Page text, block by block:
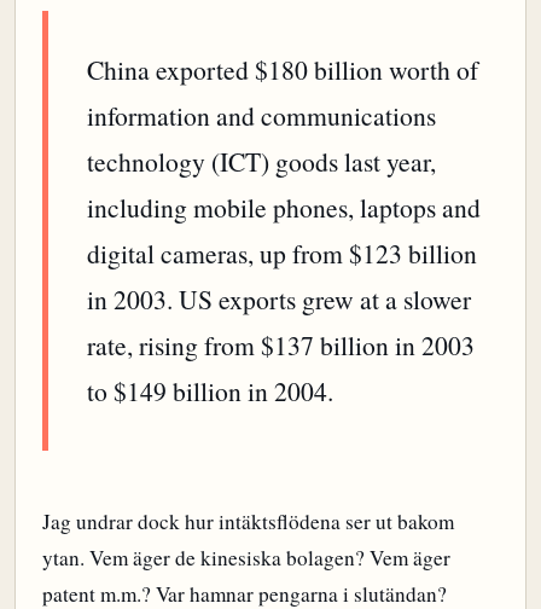
China exported $180 billion worth of
information and communications
technology (ICT) goods last year,
including mobile phones, laptops and
digital cameras, up from $123 billion
in 2003. US exports grew at a slower
rate, rising from $137 billion in 2003
to $149 billion in 2004.
Jag undrar dock hur intäktsflödena ser ut bakom
ytan. Vem äger de kinesiska bolagen? Vem äger
patent m.m.? Var hamnar pengarna i slutändan?